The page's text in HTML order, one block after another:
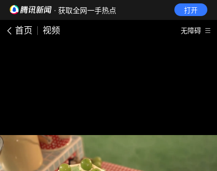
· 获取全网一手热点 打开
首页 视频 无障碍